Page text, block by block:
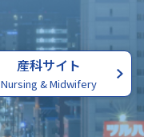
産科サイト
Nursing & Midwifery